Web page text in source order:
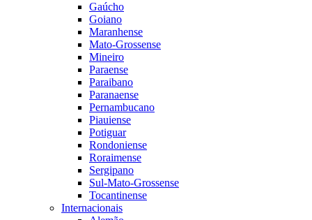
Gaúcho
Goiano
Maranhense
Mato-Grossense
Mineiro
Paraense
Paraibano
Paranaense
Pernambucano
Piauiense
Potiguar
Rondoniense
Roraimense
Sergipano
Sul-Mato-Grossense
Tocantinense
Internacionais